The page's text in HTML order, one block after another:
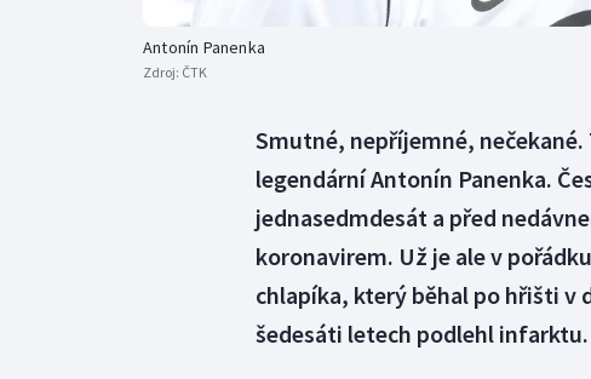
Antonín Panenka
Zdroj: ČTK
Smutné, nepříjemné,
legendární Antonín Panenka.
jednasedmdesát a před
koronavirem. Už je ale v
chlapíka, který běhal po hřišti v
šedesáti letech podlehl infarktu.